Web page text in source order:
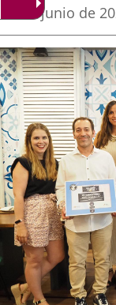
Fecha
de
la
noticia
29 de junio de